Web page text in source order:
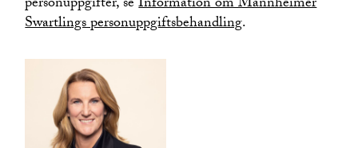
Swartlings personuppgiftsbehandling.